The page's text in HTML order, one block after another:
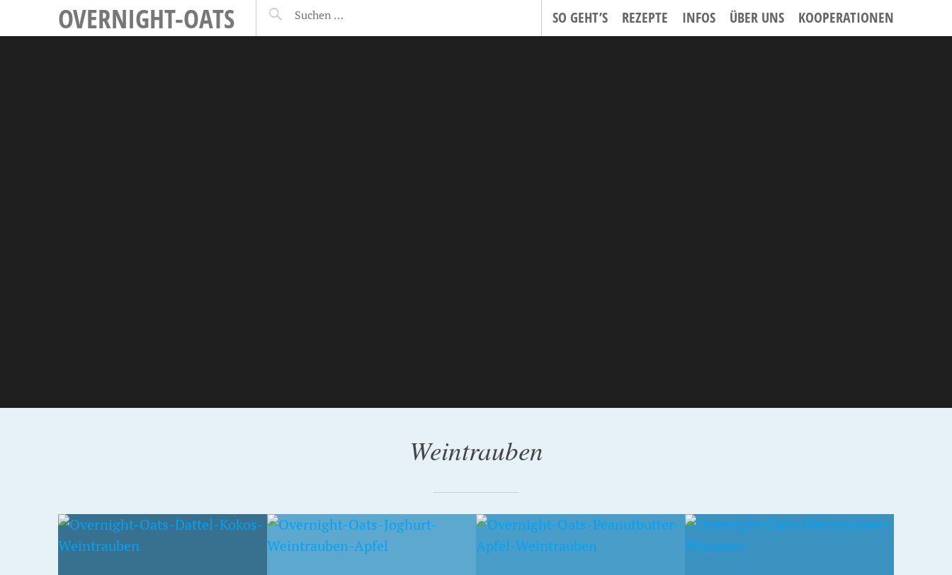
OVERNIGHT-OATS SO GEHT’S REZEPTE INFOS ÜBER UNS KOOPERATIONEN
Weintrauben
11. JANUAR 2015
APFEL-TRAUBEN OATS
28. NOVEMBER 2014
PEANUTBUTTER-OATS
30. SEPTEMBER 2014
BLUE OATS